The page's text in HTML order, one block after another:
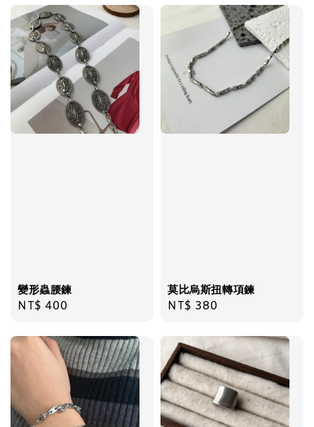
飾品禮物盒
NT$ 69
NT$ 98
-
加入購物車
變形蟲腰鍊
Regular
NT$ 400
莫比烏斯扭轉項鍊
Regular
NT$ 380